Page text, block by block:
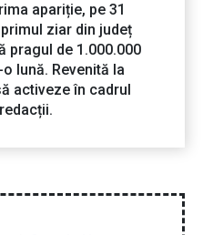
apariție, pe 31
ziar din județ
pragul de 1.000.000
lună. Revenită la
activeze în cadrul